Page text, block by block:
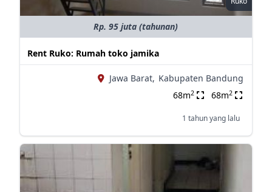
Rp. 95 juta (tahunan)
Rent Ruko: Rumah toko jamika
Jawa Barat, Kabupaten Bandung
68m2 68m2
1 tahun yang lalu